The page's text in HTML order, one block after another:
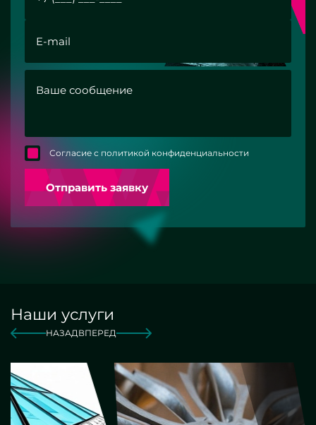
Согласие с политикой конфиденциальности
Отправить заявку
Наши услуги
НАЗАДВПЕРЕД